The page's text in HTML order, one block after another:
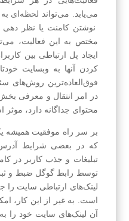
می‌یابد. می‌تواند لحظه‌ای
نوشتن کامنت یا نظر دهی
مختص به این فعالیت،
ایجاد پل ارتباطی بین
کردن آنها به وبسایت
فوق‌العاده‌ترین روش‌های
در امر انتقال و معرفی
محتوای جداگانه دارد،
بر سر راه موفقیت همیشه
که در بعضی شرایط
تبلیغات و جذب کاربر در
توسط رابط گوگل ضبط و
لینک‌های ارتباطی سایت را
است. به غیر از این کار،
آن لینک‌های سایت خود را